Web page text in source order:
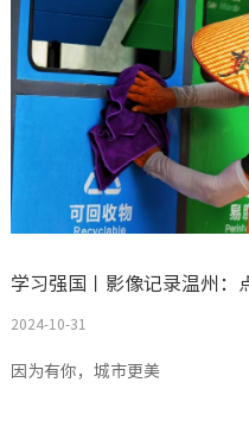
2024-10-31
因为有你，城市更美